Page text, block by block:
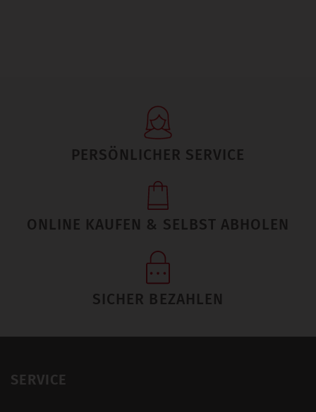
PERSÖNLICHER SERVICE
ONLINE KAUFEN & SELBST ABHOLEN
SICHER BEZAHLEN
SERVICE